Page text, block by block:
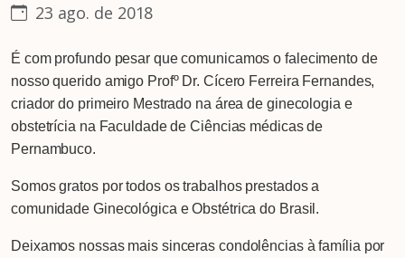
23 ago. de 2018
É com profundo pesar que comunicamos o falecimento de
nosso querido amigo Profº Dr. Cícero Ferreira Fernandes,
criador do primeiro Mestrado na área de ginecologia e
obstetrícia na Faculdade de Ciências médicas de
Pernambuco.
Somos gratos por todos os trabalhos prestados a
comunidade Ginecológica e Obstétrica do Brasil.
Deixamos nossas mais sinceras condolências à família por